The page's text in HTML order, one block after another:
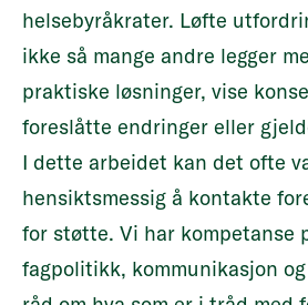
helsebyråkrater. Løfte
ikke så mange andre legger
praktiske løsninger, vise
foreslåtte endringer eller
I dette arbeidet kan det ofte
hensiktsmessig å kontakte
for støtte. Vi har kompetanse
fagpolitikk, kommunikasjon